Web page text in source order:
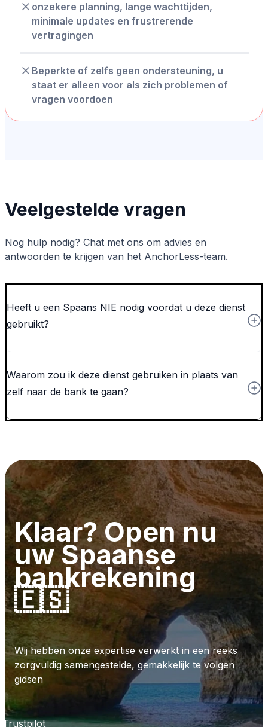
onzekere planning, lange wachttijden,
minimale updates en frustrerende
vertragingen
Beperkte of zelfs geen ondersteuning, u
staat er alleen voor als zich problemen of
vragen voordoen
Veelgestelde vragen
Nog hulp nodig? Chat met ons om advies en
antwoorden te krijgen van het AnchorLess-team.
Heeft u een Spaans NIE nodig voordat u deze dienst
gebruikt?
Waarom zou ik deze dienst gebruiken in plaats van
zelf naar de bank te gaan?
Klaar? Open nu
uw Spaanse
bankrekening
🇪🇸
Wij hebben onze expertise verwerkt in een reeks
zorgvuldig samengestelde, gemakkelijk te volgen
gidsen
Trustpilot